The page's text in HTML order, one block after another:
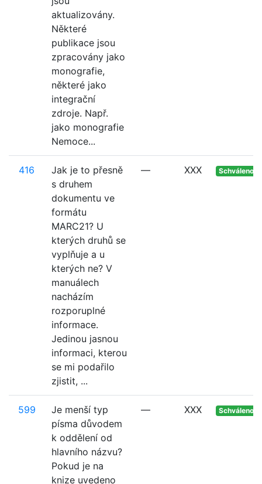
aktualizovány.
Některé
publikace jsou
zpracovány jako
monografie,
některé jako
integrační
zdroje. Např.
jako monografie
Nemoce...
416
Jak je to přesně
s druhem
dokumentu ve
formátu
MARC21? U
kterých druhů se
vyplňuje a u
kterých ne? V
manuálech
nacházím
rozporuplné
informace.
Jedinou jasnou
informaci, kterou
se mi podařilo
zjistit, ...
— XXX Schváleno
599
Je menší typ
písma důvodem
k oddělení od
hlavního názvu?
Pokud je na
knize uvedeno
— XXX Schváleno